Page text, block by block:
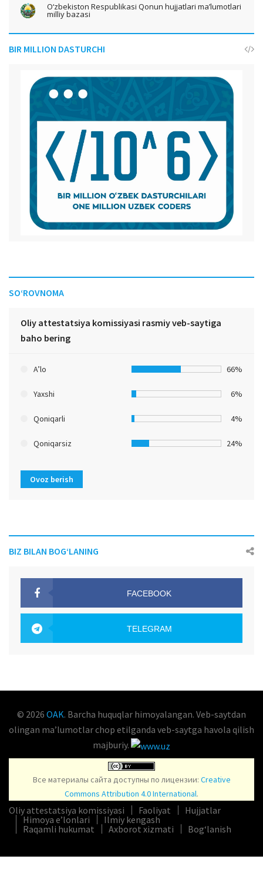
O‘zbekiston Respublikasi Qonun hujjatlari ma’lumotlari
milliy bazasi
BIR MILLION DASTURCHI
SO‘ROVNOMA
Oliy attestatsiya komissiyasi rasmiy veb-saytiga
baho bering
A’lo 66%
Yaxshi 6%
Qoniqarli 4%
Qoniqarsiz 24%
Ovoz berish
BIZ BILAN BOG‘LANING
FACEBOOK
TELEGRAM
© 2026 OAK. Barcha huquqlar himoyalangan. Veb-saytdan
olingan maʼlumotlar chop etilganda veb-saytga havola qilish
majburiy.
Все материалы сайта доступны по лицензии: Creative
Commons Attribution 4.0 International.
Oliy attestatsiya komissiyasi Faoliyat
Hujjatlar
Himoya e’lonlari
Ilmiy kengash
Raqamli hukumat
Axborot xizmati Bog‘lanish